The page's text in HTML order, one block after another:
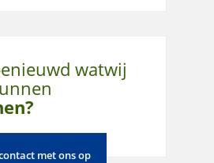
watwij
met ons op